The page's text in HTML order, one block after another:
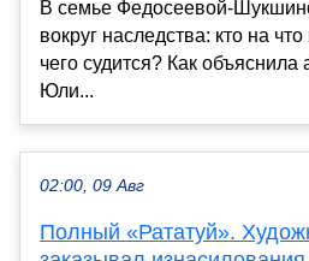
В семье Федосеевой-
вокруг наследства: кто на
чего судится? Как объяснила
Юли...
02:00, 09 Авг
Полный «Рататуй».